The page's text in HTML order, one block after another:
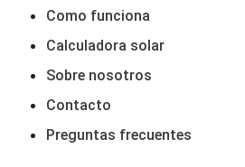
Como funciona
Calculadora solar
Sobre nosotros
Contacto
Preguntas frecuentes